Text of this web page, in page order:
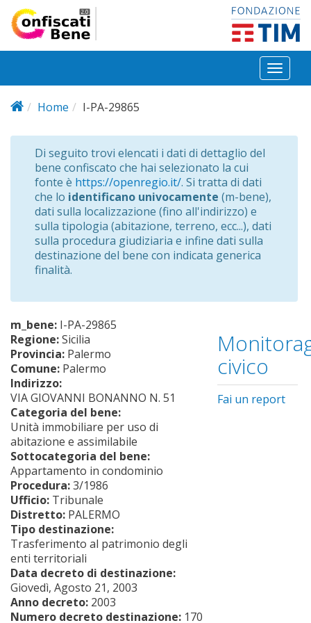
Salta al contenuto principale
Toggle
Home
I-PA-29865
Di seguito trovi elencati i dati di dettaglio del
bene confiscato che hai selezionato la cui
fonte è https://openregio.it/. Si tratta di dati
che lo identificano univocamente (m-bene),
dati sulla localizzazione (fino all'indirizzo) e
sulla tipologia (abitazione, terreno, ecc...), dati
sulla procedura giudiziaria e infine dati sulla
destinazione del bene con indicata generica
finalità.
m_bene: I-PA-29865
Regione:Sicilia
Provincia: Palermo
Comune: Palermo
Indirizzo:
VIA GIOVANNI BONANNO N. 51
Categoria del bene:
Unità immobiliare per uso di
abitazione e assimilabile
Sottocategoria del bene:
Appartamento in condominio
Procedura:3/1986
Ufficio: Tribunale
Distretto: PALERMO
Tipo destinazione:
Trasferimento al patrimonio degli
enti territoriali
Data decreto di destinazione:
Giovedì, Agosto 21, 2003
Anno decreto: 2003
Numero decreto destinazione: 170
civico
Fai un report